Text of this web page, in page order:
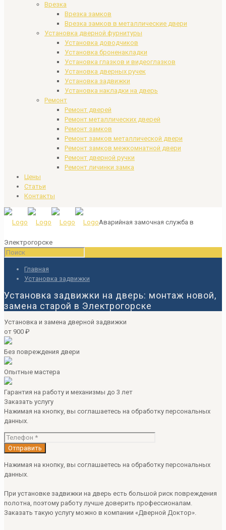
Врезка
Врезка замков
Врезка замков в металлические двери
Установка дверной фурнитуры
Установка доводчиков
Установка броненакладки
Установка глазков и видеоглазков
Установка дверных ручек
Установка задвижки
Установка накладки на дверь
Ремонт
Ремонт дверей
Ремонт металлических дверей
Ремонт замков
Ремонт замков металлической двери
Ремонт замков межкомнатной двери
Ремонт дверной ручки
Ремонт личинки замка
Цены
Статьи
Контакты
Аварийная замочная служба в
Электрогорске
Главная
Установка задвижки
Установка задвижки на дверь: монтаж новой,
замена старой в Электрогорске
Установка и замена дверной задвижки
от 900 ₽
Без повреждения двери
Опытные мастера
Гарантия на работу и механизмы до 3 лет
Заказать услугу
Нажимая на кнопку, вы соглашаетесь на обработку персональных
данных.
Нажимая на кнопку, вы соглашаетесь на обработку персональных
данных.
При установке задвижки на дверь есть большой риск повреждения
полотна, поэтому работу лучше доверить профессионалам.
Заказать такую услугу можно в компании «Дверной Доктор».